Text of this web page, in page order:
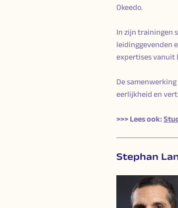
Okeedo.
In zijn trainingen
leidinggevenden
expertises vanuit
De
eerlijkheid en
>>> Lees ook:
Stephan